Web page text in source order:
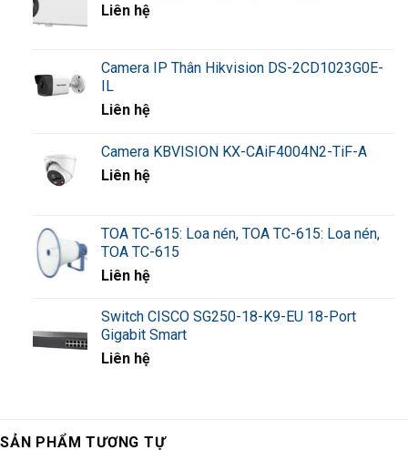
Liên hệ
Camera IP Thân Hikvision DS-2CD1023G0E-
IL
Liên hệ
Camera KBVISION KX-CAiF4004N2-TiF-A
Liên hệ
TOA TC-615: Loa nén, TOA TC-615: Loa nén,
TOA TC-615
Liên hệ
Switch CISCO SG250-18-K9-EU 18-Port
Gigabit Smart
Liên hệ
SẢN PHẨM TƯƠNG TỰ